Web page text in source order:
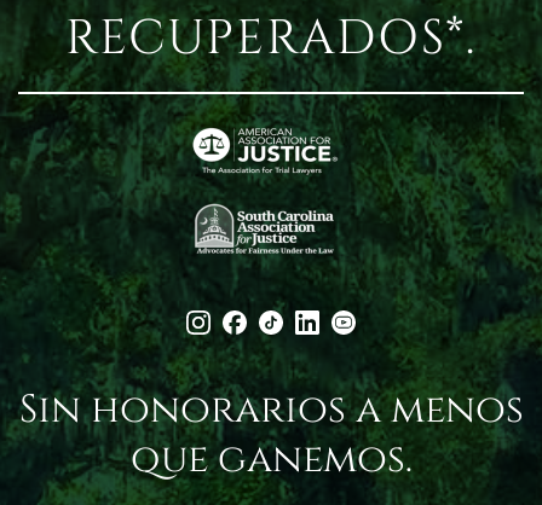
RECUPERADOS*.
Sin honorarios a menos
que ganemos.